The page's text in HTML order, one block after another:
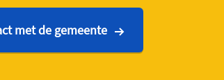
met de gemeente